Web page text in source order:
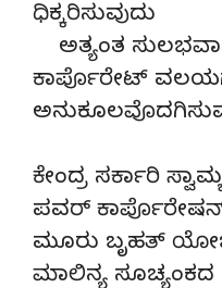
ಧಿಕ್ಕರಿಸುವುದು
ಅತ್ಯಂತ
ಕಾರ್ಪೊರೇಟ್
ಕೇಂದ್ರ ಸರ್ಕಾರಿ
ಪವರ್
ಮೂರು ಬೃಹತ್
ಮಾಲಿನ್ಯ ಸೂಚ್ಯಂಕದ